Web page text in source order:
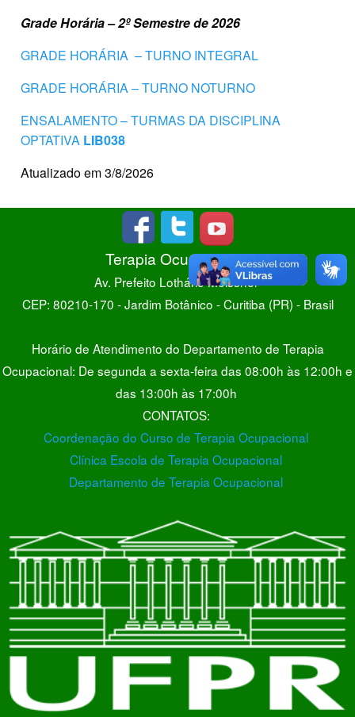
Grade Horária – 2º Semestre de 2026
GRADE HORÁRIA – TURNO INTEGRAL
GRADE HORÁRIA – TURNO NOTURNO
ENSALAMENTO – TURMAS DA DISCIPLINA
OPTATIVA LIB038
Atualizado em 3/8/2026
Terapia Ocupacional
Av. Prefeito Lothário Meissner
CEP: 80210-170 - Jardim Botânico - Curitiba (PR) - Brasil
Horário de Atendimento do Departamento de Terapia
Ocupacional: De segunda a sexta-feira das 08:00h às 12:00h e
das 13:00h às 17:00h
CONTATOS:
Coordenação do Curso de Terapia Ocupacional
Clínica Escola de Terapia Ocupacional
Departamento de Terapia Ocupacional